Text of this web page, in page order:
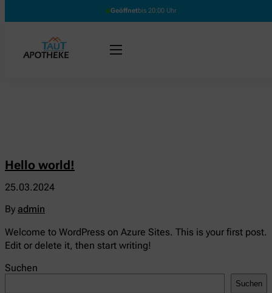
Geöffnetbis 20:00 Uhr
Hello world!
25.03.2024
By admin
Welcome to WordPress on Azure Sites. This is your first post.
Edit or delete it, then start writing!
Suchen
Suchen